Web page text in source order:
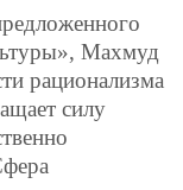
Махмуд
рационализма
силу